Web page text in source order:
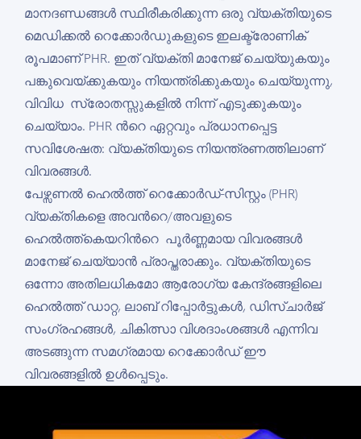
മാനദണ്ഡങ്ങൾ സ്ഥിരീകരിക്കുന്ന ഒരു വ്യക്തിയുടെ
മെഡിക്കൽ റെക്കോർഡുകളുടെ ഇലക്ട്രോണിക്
രൂപമാണ് PHR. ഇത് വ്യക്തി മാനേജ് ചെയ്യുകയും
പങ്കുവെയ്ക്കുകയും നിയന്ത്രിക്കുകയും ചെയ്യുന്നു,
വിവിധ സ്രോതസ്സുകളിൽ നിന്ന് എടുക്കുകയും
ചെയ്യാം. PHR ന്‍റെ ഏറ്റവും പ്രധാനപ്പെട്ട
സവിശേഷത: വ്യക്തിയുടെ നിയന്ത്രണത്തിലാണ്
വിവരങ്ങൾ.
പേഴ്സണൽ ഹെൽത്ത് റെക്കോർഡ്-സിസ്റ്റം (PHR)
വ്യക്തികളെ അവന്‍റെ/അവളുടെ
ഹെല്‍ത്ത്കെയറിന്‍റെ പൂർണ്ണമായ വിവരങ്ങൾ
മാനേജ് ചെയ്യാൻ പ്രാപ്തരാക്കും. വ്യക്തിയുടെ
ഒന്നോ അതിലധികമോ ആരോഗ്യ കേന്ദ്രങ്ങളിലെ
ഹെൽത്ത് ഡാറ്റ, ലാബ് റിപ്പോർട്ടുകൾ, ഡിസ്ചാർജ്
സംഗ്രഹങ്ങൾ, ചികിത്സാ വിശദാംശങ്ങൾ എന്നിവ
അടങ്ങുന്ന സമഗ്രമായ റെക്കോര്‍ഡ് ഈ
വിവരങ്ങളില്‍ ഉള്‍പ്പെടും.